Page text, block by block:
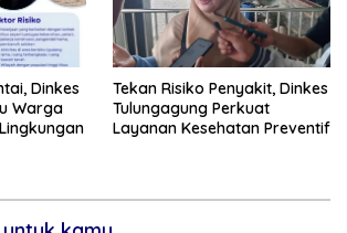
Dinkes
Warga
Tekan Risiko Penyakit, Dinkes
Tulungagung Perkuat
Layanan Kesehatan Preventif